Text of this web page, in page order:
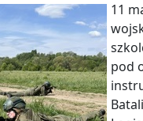
11
pod